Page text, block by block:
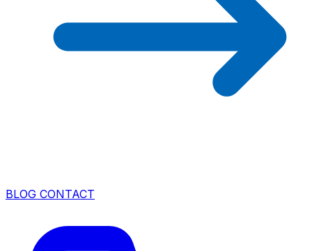
BLOG CONTACT